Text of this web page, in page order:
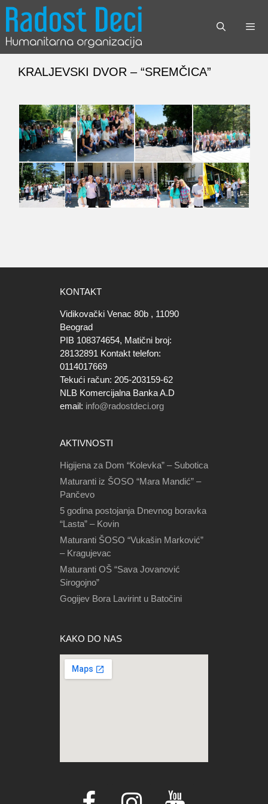
Skip
content
KRALJEVSKI DVOR – “SREMČICA”
KONTAKT
Vidikovački Venac 80b , 11090
Beograd
PIB 108374654, Matični broj:
28132891 Kontakt telefon:
0114017669
Tekući račun: 205-203159-62
NLB Komercijalna Banka A.D
email: info@radostdeci.org
AKTIVNOSTI
Higijena za Dom “Kolevka” – Subotica
Maturanti iz ŠOSO “Mara Mandić” –
Pančevo
5 godina postojanja Dnevnog boravka
“Lasta” – Kovin
Maturanti ŠOSO “Vukašin Marković”
– Kragujevac
Maturanti OŠ “Sava Jovanović
Sirogojno”
Gogijev Bora Lavirint u Batočini
KAKO DO NAS